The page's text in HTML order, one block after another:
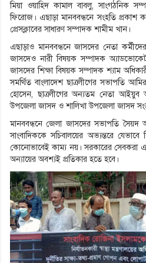
মিয়া ওয়াহিদ কামাল বাবলু, সাংগঠনিক
ফিরোজ। এছাড়া মানববন্ধনে সংহতি প্রকাশ
প্রেসক্লাবের সাধারণ সম্পাদক শামীম খান।
এছাড়াও মানববন্ধনে জাসদের নেতা
জাসদেও নারী বিষয়ক সম্পাদক
জাসদের শিক্ষা বিষয়ক সম্পাদক শ্যাম
সমর্থিত বাংলাদেশ ছাত্রলীগের সভাপতি
হোসেন, ছাত্রলীগের অন্যতম নেতা আইয়ুব
উপজেলা জাসদ ও শালিখা উপজেলা জাসদ
মানববন্ধনে জেলা জাসদের সভাপতি
সাংবাদিককে সচিবালয়ের অভ্যন্তরে
কোনোভাবেই কাম্য নয়। সরকারের সেবকরা
অন্যায়ের অবশ্যই প্রতিকার হতে হবে।